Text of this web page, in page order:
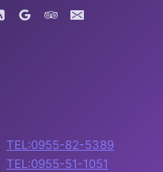
TEL:0955-82-5389
TEL:0955-51-1051